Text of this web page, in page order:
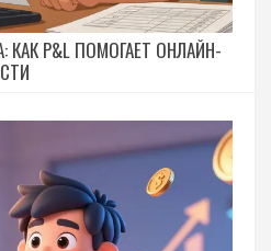
P&L ПОМОГАЕТ ОНЛАЙН-